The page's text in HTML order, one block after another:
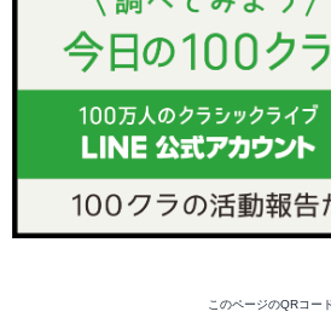
このページのQRコー